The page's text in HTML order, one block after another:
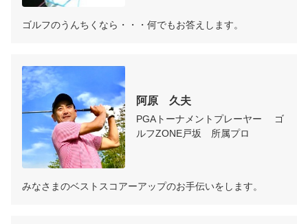
ゴルフのうんちくなら・・・何でもお答えします。
阿原　久夫
PGAトーナメントプレーヤー 　ゴ
ルフZONE戸坂　所属プロ
みなさまのベストスコアーアップのお手伝いをします。